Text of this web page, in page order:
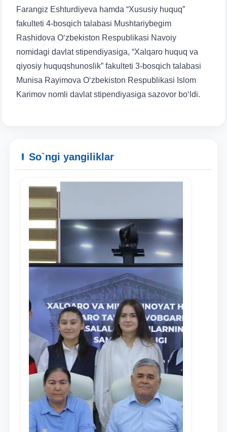
Ism va familiyangiz
Telefon raqamingiz
Pochta
yuborish
Farangiz Eshturdiyeva hamda “Xususiy huquq”
fakulteti 4-bosqich talabasi Mushtariybegim
Rashidova O‘zbekiston Respublikasi Navoiy
nomidagi davlat stipendiyasiga, “Xalqaro huquq va
qiyosiy huquqshunoslik” fakulteti 3-bosqich talabasi
Munisa Rayimova O‘zbekiston Respublikasi Islom
Karimov nomli davlat stipendiyasiga sazovor bo‘ldi.
So`ngi yangiliklar